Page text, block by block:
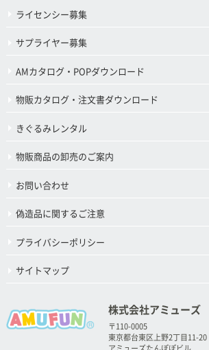
ライセンシー募集
サプライヤー募集
AMカタログ・POPダウンロード
物販カタログ・注文書ダウンロード
きぐるみレンタル
物販商品の卸売のご案内
お問い合わせ
偽造品に関するご注意
プライバシーポリシー
サイトマップ
株式会社アミューズ
〒110-0005
東京都台東区上野2丁目11-20